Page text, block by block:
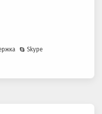
Skype